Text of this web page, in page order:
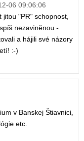
06 09:06:06
"PR" schopnost,
nezaviněnou -
a hájili své názory
:-)
v Banskej Štiavnici,
etc.